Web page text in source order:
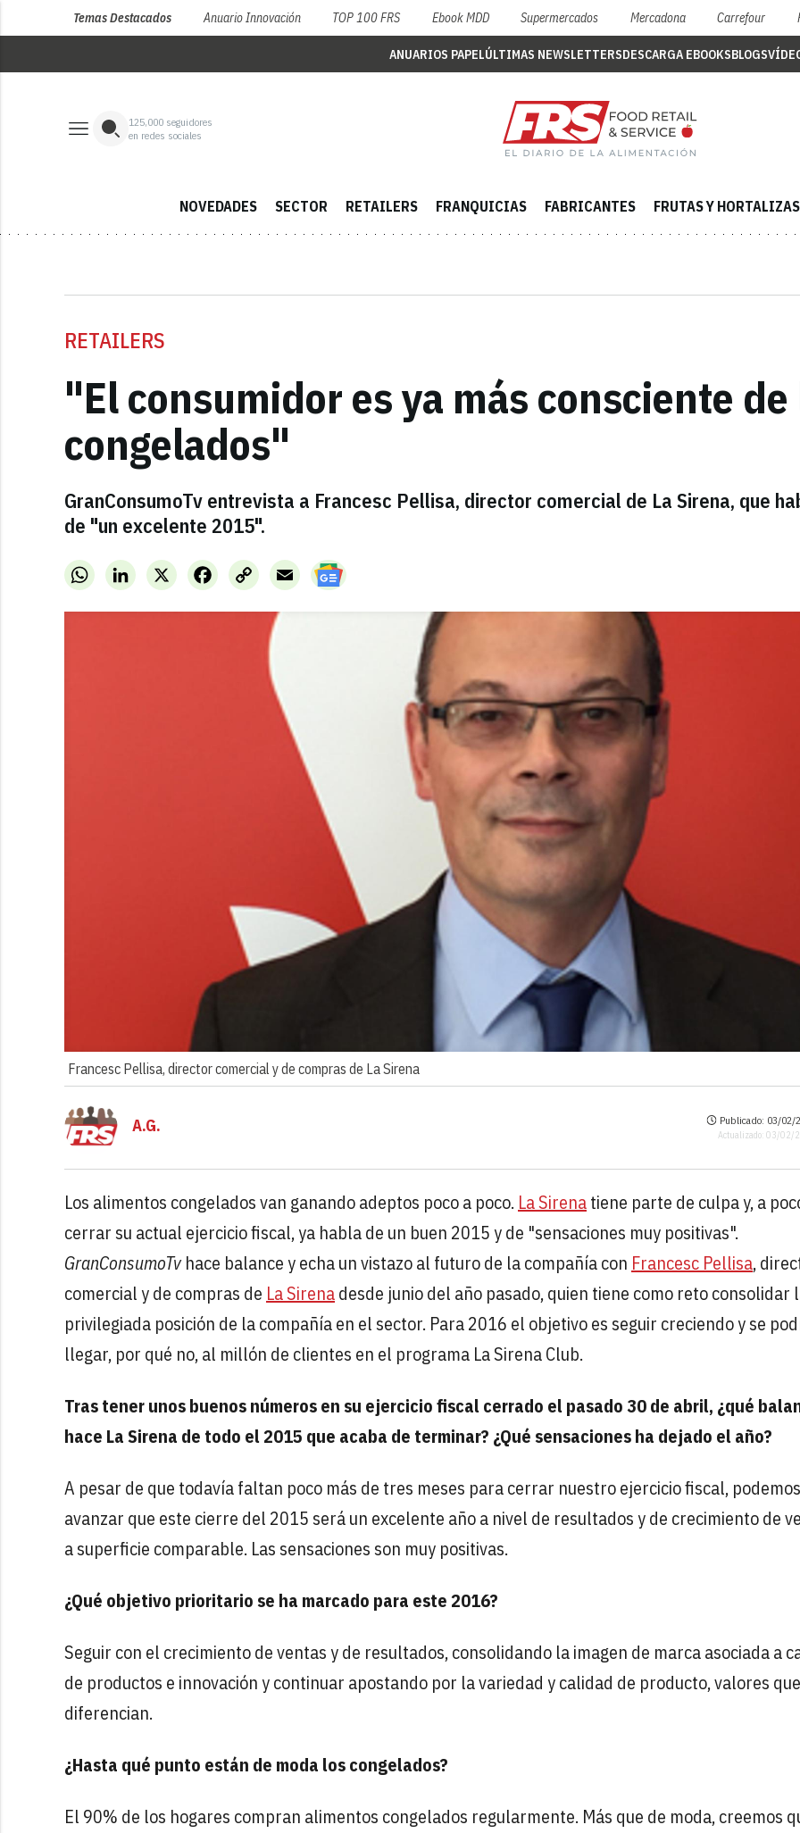
Temas Destacados Anuario Innovación TOP 100 FRS Ebook MDD Supermercados Mercadona Carrefour
ANUARIOS PAPELÚLTIMAS NEWSLETTERSDESCARGA EBOOKSBLOGS
125,000 seguidores
en redes sociales
NOVEDADES SECTOR RETAILERS FRANQUICIAS FABRICANTES FRUTAS Y HORTALIZAS
RETAILERS
"El consumidor es ya más consciente
congelados"
GranConsumoTv entrevista a Francesc Pellisa, director comercial de La Sirena, que
de "un excelente 2015".
WhatsAppLinkedInX FacebookCopy
Link
Email
Francesc Pellisa, director comercial y de compras de La Sirena
A.G. Publicado: 03/02/
Actualizado: 03/02/
Los alimentos congelados van ganando adeptos poco a poco. La Sirenatiene parte de culpa y, a
cerrar su actual ejercicio fiscal, ya habla de un buen 2015 y de "sensaciones muy positivas".
GranConsumoTvhace balance y echa un vistazo al futuro de la compañía con Francesc Pellisa,
comercial y de compras de La Sirenadesde junio del año pasado, quien tiene como reto consolidar
privilegiada posición de la compañía en el sector. Para 2016 el objetivo es seguir creciendo y se
llegar, por qué no, al millón de clientes en el programa La Sirena Club.
Tras tener unos buenos números en su ejercicio fiscal cerrado el pasado 30 de abril, ¿qué
hace La Sirena de todo el 2015 que acaba de terminar? ¿Qué sensaciones ha dejado el año?
A pesar de que todavía faltan poco más de tres meses para cerrar nuestro ejercicio fiscal, podemos
avanzar que este cierre del 2015 será un excelente año a nivel de resultados y de crecimiento de
a superficie comparable. Las sensaciones son muy positivas.
¿Qué objetivo prioritario se ha marcado para este 2016?
Seguir con el crecimiento de ventas y de resultados, consolidando la imagen de marca asociada a
de productos e innovación y continuar apostando por la variedad y calidad de producto, valores
diferencian.
¿Hasta qué punto están de moda los congelados?
El 90% de los hogares compran alimentos congelados regularmente. Más que de moda, creemos